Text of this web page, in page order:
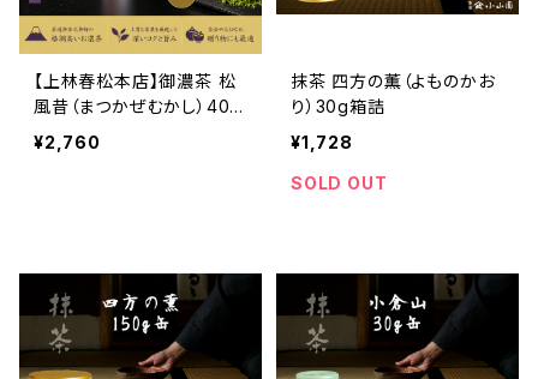
【上林春松本店】御濃茶 松
風昔（まつかぜむかし）40g
缶｜宇治抹茶｜濃茶用抹茶
｜茶道・お稽古・おもてなし
¥2,760
抹茶 四方の薫（よものかお
り）30g箱詰
¥1,728
SOLD OUT